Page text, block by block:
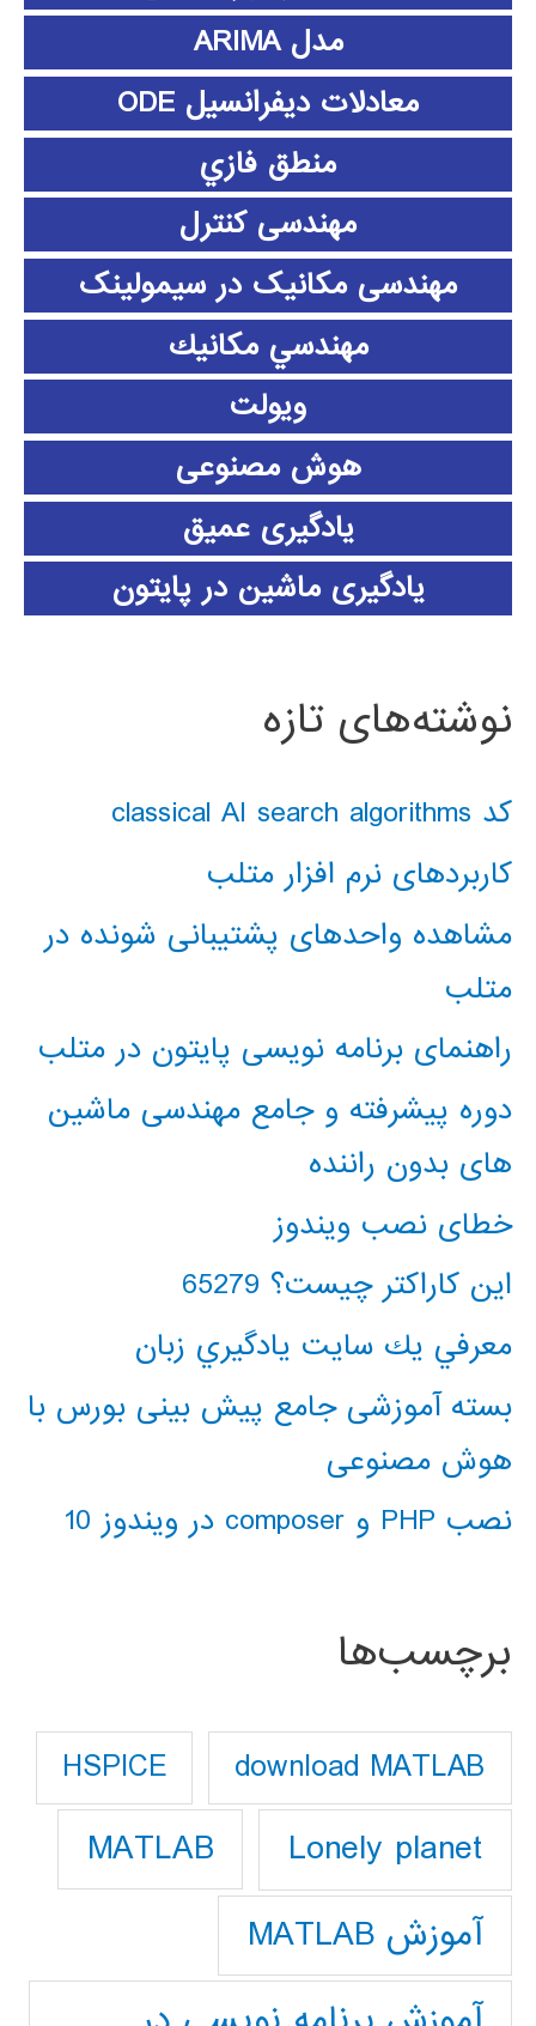
مدل ARIMA
معادلات دیفرانسیل ODE
منطق فازي
مهندسی کنترل
مهندسی مکانیک در سیمولینک
مهندسي مكانيك
ویولت
هوش مصنوعی
یادگیری عمیق
یادگیری ماشین در پایتون
نوشته‌های تازه
کد classical AI search algorithms
کاربردهای نرم افزار متلب
مشاهده واحدهای پشتیبانی شونده در
متلب
راهنمای برنامه نویسی پایتون در متلب
دوره پیشرفته و جامع مهندسی ماشین
های بدون راننده
خطای نصب ویندوز
این کاراکتر چیست؟ 65279
معرفي يك سايت يادگيري زبان
بسته آموزشی جامع پیش بینی بورس با
هوش مصنوعی
نصب PHP و composer در ویندوز 10
برچسب‌ها
download MATLAB
HSPICE
Lonely planet
MATLAB
آموزش MATLAB